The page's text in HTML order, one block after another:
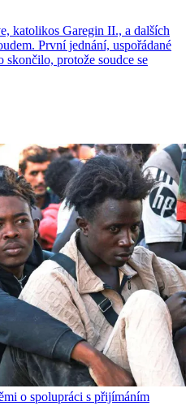
katolikos Garegin II., a dalších
První jednání, uspořádané
skončilo, protože soudce se
o spolupráci s přijímáním